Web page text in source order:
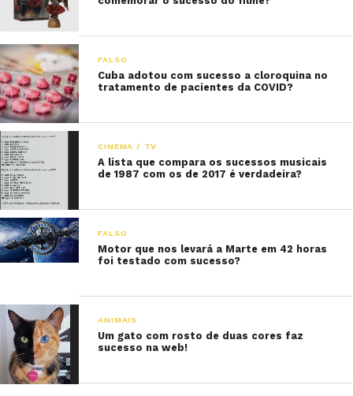
FALSO
Cuba adotou com sucesso a cloroquina no
tratamento de pacientes da COVID?
CINEMA / TV
A lista que compara os sucessos musicais
de 1987 com os de 2017 é verdadeira?
FALSO
Motor que nos levará a Marte em 42 horas
foi testado com sucesso?
ANIMAIS
Um gato com rosto de duas cores faz
sucesso na web!